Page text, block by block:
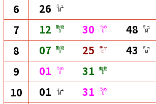
6 26 ミュ
M
7 12 動物
D 30 うめ
U 48 ミュ
M
8 07 動物
D 25 チャ
C 43 ミュ
M
9 01 うめ
U 31 動物
D
10 01 ミュ
M 31 うめ
U